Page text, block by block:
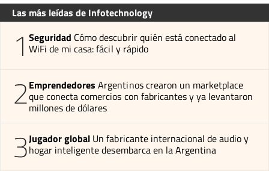
Las más leídas de Infotechnology
1 Seguridad Cómo descubrir quién está conectado al
WiFi de mi casa: fácil y rápido
2Emprendedores Argentinos crearon un marketplace
que conecta comercios con fabricantes y ya levantaron
millones de dólares
3Jugador global Un fabricante internacional de audio y
hogar inteligente desembarca en la Argentina